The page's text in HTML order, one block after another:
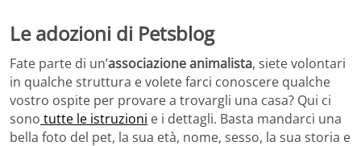
Le adozioni di Petsblog
Fate parte di un’associazione animalista, siete volontari
in qualche struttura e volete farci conoscere qualche
vostro ospite per provare a trovargli una casa? Qui ci
sono tutte le istruzioni e i dettagli. Basta mandarci una
bella foto del pet, la sua età, nome, sesso, la sua storia e